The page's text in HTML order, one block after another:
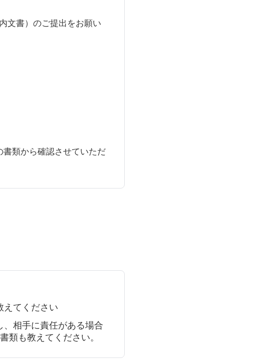
文書）のご提出をお願い
類から確認させていただ
えてください
、相手に責任がある場合
類も教えてください。